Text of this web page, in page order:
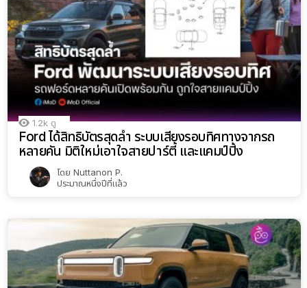
1.2k ดู
Ford ได้สิทธิบัตรสุดล้ำ ระบบเสียงรอบทิศทางจากรถ
หลายคัน มิติใหม่เอาใจสายปาร์ตี้ และแคมป์ปิ้ง
โดย Nuttanon P.
ประมาณหนึ่งปีที่แล้ว